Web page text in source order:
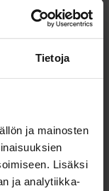
Tietoja
ja mainosten
Lisäksi
ja analytiikka-